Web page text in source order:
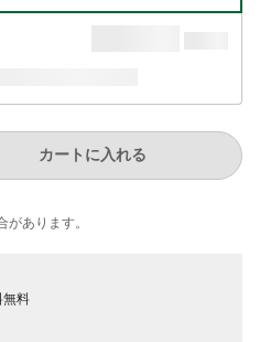
カートに入れる
あります。
無料